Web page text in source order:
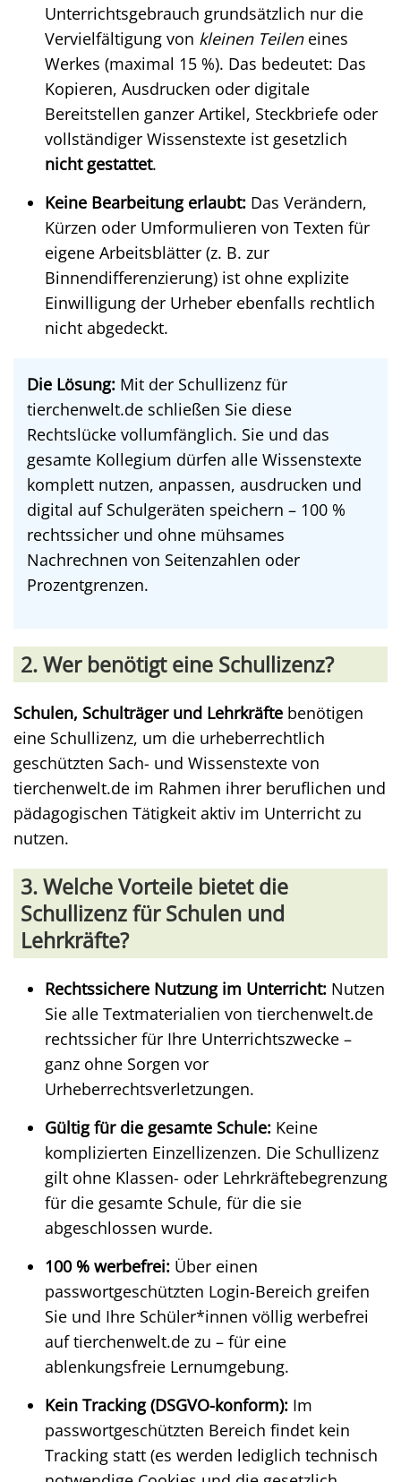
Unterrichtsgebrauch grundsätzlich nur die
Vervielfältigung von kleinen Teileneines
Werkes (maximal 15 %). Das bedeutet: Das
Kopieren, Ausdrucken oder digitale
Bereitstellen ganzer Artikel, Steckbriefe oder
vollständiger Wissenstexte ist gesetzlich
nicht gestattet.
Keine Bearbeitung erlaubt: Das Verändern,
Kürzen oder Umformulieren von Texten für
eigene Arbeitsblätter (z. B. zur
Binnendifferenzierung) ist ohne explizite
Einwilligung der Urheber ebenfalls rechtlich
nicht abgedeckt.
Die Lösung: Mit der Schullizenz für
tierchenwelt.de schließen Sie diese
Rechtslücke vollumfänglich. Sie und das
gesamte Kollegium dürfen alle Wissenstexte
komplett nutzen, anpassen, ausdrucken und
digital auf Schulgeräten speichern – 100 %
rechtssicher und ohne mühsames
Nachrechnen von Seitenzahlen oder
Prozentgrenzen.
2. Wer benötigt eine Schullizenz?
Schulen, Schulträger und Lehrkräfte benötigen
eine Schullizenz, um die urheberrechtlich
geschützten Sach- und Wissenstexte von
tierchenwelt.de im Rahmen ihrer beruflichen und
pädagogischen Tätigkeit aktiv im Unterricht zu
nutzen.
3. Welche Vorteile bietet die
Schullizenz für Schulen und
Lehrkräfte?
Rechtssichere Nutzung im Unterricht: Nutzen
Sie alle Textmaterialien von tierchenwelt.de
rechtssicher für Ihre Unterrichtszwecke –
ganz ohne Sorgen vor
Urheberrechtsverletzungen.
Gültig für die gesamte Schule: Keine
komplizierten Einzellizenzen. Die Schullizenz
gilt ohne Klassen- oder Lehrkräftebegrenzung
für die gesamte Schule, für die sie
abgeschlossen wurde.
100 % werbefrei: Über einen
passwortgeschützten Login-Bereich greifen
Sie und Ihre Schüler*innen völlig werbefrei
auf tierchenwelt.de zu – für eine
ablenkungsfreie Lernumgebung.
Kein Tracking (DSGVO-konform): Im
passwortgeschützten Bereich findet kein
Tracking statt (es werden lediglich technisch